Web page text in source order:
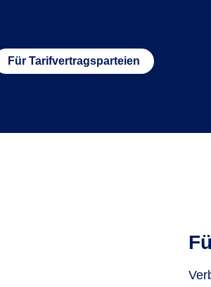
Für Tarifvertragsparteien